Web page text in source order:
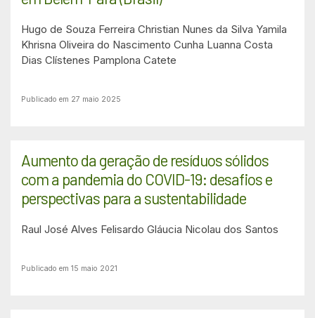
Hugo de Souza Ferreira Christian Nunes da Silva Yamila
Khrisna Oliveira do Nascimento Cunha Luanna Costa
Dias Clístenes Pamplona Catete
Publicado em 27 maio 2025
Aumento da geração de resíduos sólidos
com a pandemia do COVID-19: desafios e
perspectivas para a sustentabilidade
Raul José Alves Felisardo Gláucia Nicolau dos Santos
Publicado em 15 maio 2021